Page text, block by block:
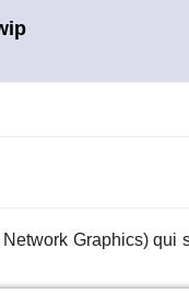
Graphics) qui